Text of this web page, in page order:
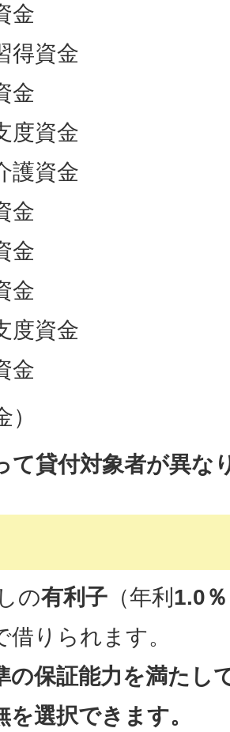
金
得資金
金
度資金
護資金
金
金
金
度資金
金
）
て貸付対象者が異な
の有利子 （年利 1.0％
借りられます。
の保証能力を満たし
を選択できます。